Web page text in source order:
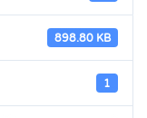
898.80 KB
1